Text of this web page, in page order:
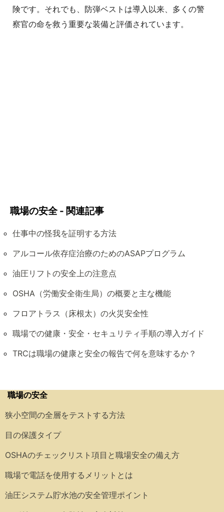
険です。それでも、防弾ベストは導入以来、多くの警
察官の命を救う重要な装備と評価されています。
職場の安全 - 関連記事
仕事中の怪我を証明する方法
アルコール依存症治療のためのASAPプログラム
油圧リフトの安全上の注意点
OSHA（労働安全衛生局）の概要と主な機能
フロアトラス（床根太）の火災安全性
職場での健康・安全・セキュリティ手順の導入ガイド
TRCは職場の健康と安全の報告で何を意味するか？
職場の安全
狭小空間の全層をテストする方法
目の保護タイプ
OSHAのチェックリスト項目と職場安全の備え方
職場で電話を使用するメリットとは
油圧システム貯水池の安全管理ポイント